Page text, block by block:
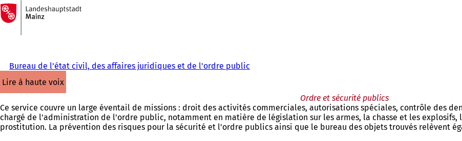
Accéder au contenu
Vers
la
page
d'accueil
Bureau de l'état civil, des affaires juridiques et de l'ordre public
lire à haute voix
Ordre et sécurité publics
Ce service couvre un large éventail de missions : droit des activités commerciales, autorisations spéciales, contrôle des
chargé de l'administration de l'ordre public, notamment en matière de législation sur les armes, la chasse et les
prostitution. La prévention des risques pour la sécurité et l'ordre publics ainsi que le bureau des objets trouvés relèvent